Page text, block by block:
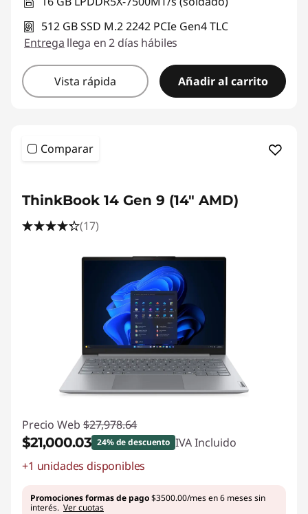
512 GB SSD M.2 2242 PCIe Gen4 TLC
Entrega llega en 2 días hábiles
Vista rápida Añadir al carrito
Comparar
ThinkBook 14 Gen 9 (14" AMD)
(17)
Precio Web $27,978.64
$21,000.03 24% de descuento IVA Incluido
Ahorros instantáneos :
+1 unidades disponibles
Promociones formas de pago$3500.00/mes en 6 meses sin
interés. Ver cuotas